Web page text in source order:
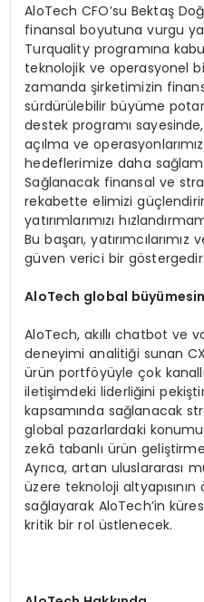
AloTech CFO’su Bektaş
finansal boyutuna vurgu
Turquality programına
teknolojik ve operasyonel
zamanda şirketimizin
sürdürülebilir büyüme
destek programı
açılma ve
hedeflerimize daha
Sağlanacak finansal ve
rekabette elimizi
yatırımlarımızı
Bu başarı,
güven verici bir
AloTech global
AloTech, akıllı chatbot ve
deneyimi analitiği sunan
ürün portföyüyle çok
iletişimdeki liderliğini
kapsamında sağlanacak
global pazarlardaki
zekâ tabanlı ürün
Ayrıca, artan uluslararası
üzere teknoloji
sağlayarak AloTech’in
kritik bir rol üstlenecek.